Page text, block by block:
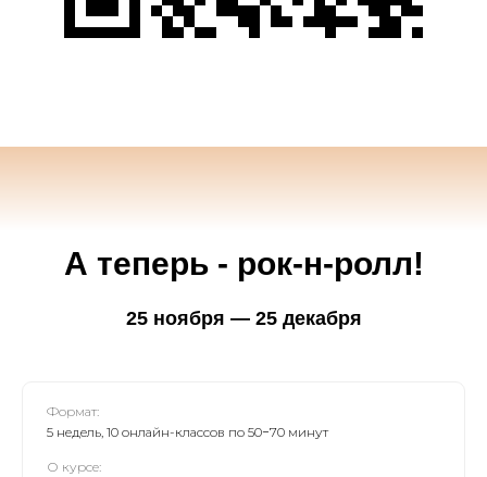
А теперь - рок-н-ролл!
25 ноября — 25 декабря
Формат:
5 недель, 10 онлайн-классов по 50−70 минут
О курсе: